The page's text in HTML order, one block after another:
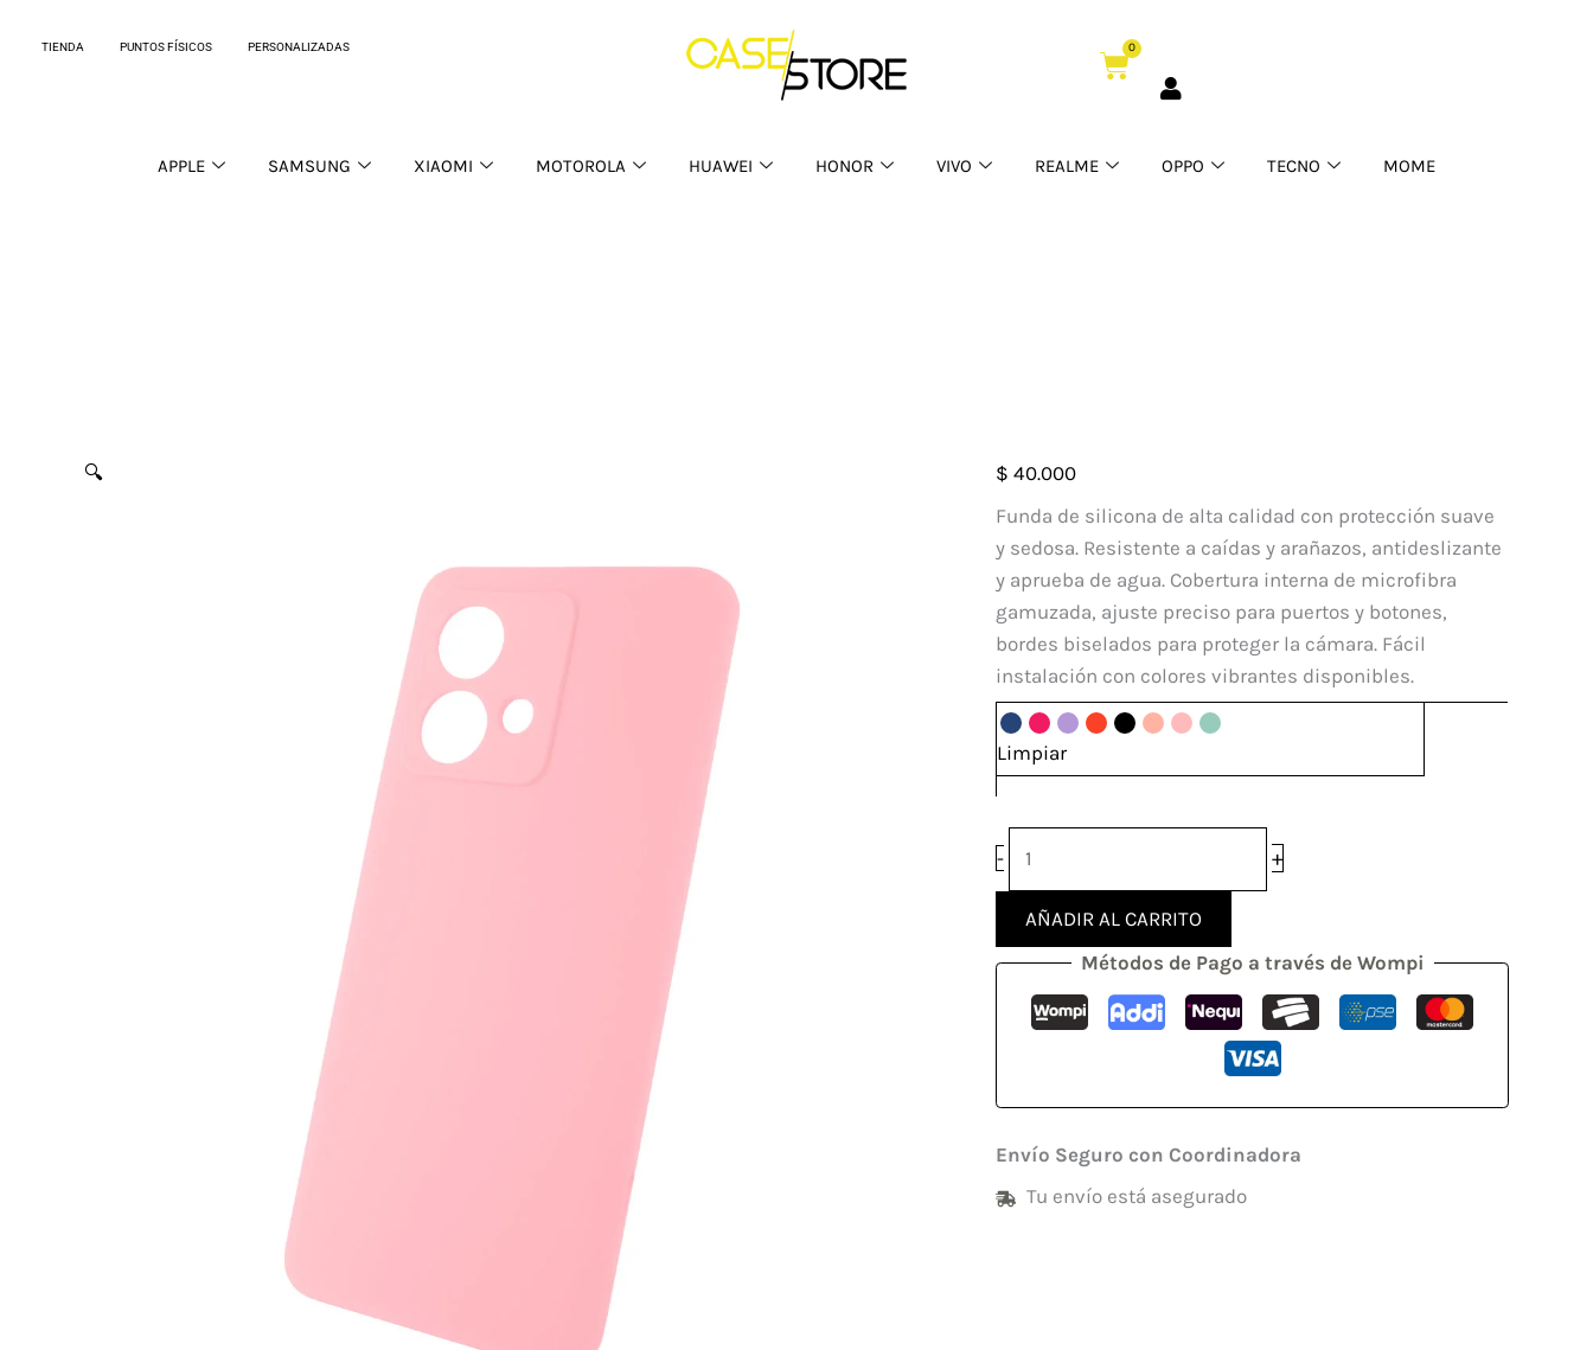
TIENDA PUNTOS FÍSICOS PERSONALIZADAS 0
Cart
APPLE SAMSUNG XIAOMI MOTOROLA HUAWEI HONOR VIVO REALME OPPO TECNO MOME
🔍 $ 40.000
Funda de silicona de alta calidad con protección suave
y sedosa. Resistente a caídas y arañazos, antideslizante
y aprueba de agua. Cobertura interna de microfibra
gamuzada, ajuste preciso para puertos y botones,
bordes biselados para proteger la cámara. Fácil
instalación con colores vibrantes disponibles.
Limpiar
-
Case
Silicone
Motorola
Neo
cantidad
+
AÑADIR AL CARRITO
Métodos de Pago a través de Wompi
Envío Seguro con Coordinadora
Tu envío está asegurado